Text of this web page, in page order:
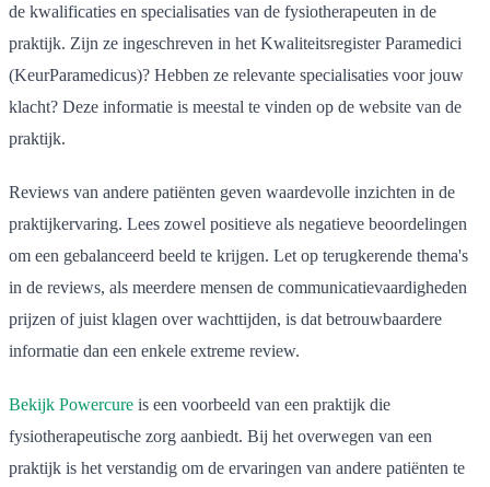
de kwalificaties en specialisaties van de fysiotherapeuten in de
praktijk. Zijn ze ingeschreven in het Kwaliteitsregister Paramedici
(KeurParamedicus)? Hebben ze relevante specialisaties voor jouw
klacht? Deze informatie is meestal te vinden op de website van de
praktijk.
Reviews van andere patiënten geven waardevolle inzichten in de
praktijkervaring. Lees zowel positieve als negatieve beoordelingen
om een gebalanceerd beeld te krijgen. Let op terugkerende thema's
in de reviews, als meerdere mensen de communicatievaardigheden
prijzen of juist klagen over wachttijden, is dat betrouwbaardere
informatie dan een enkele extreme review.
Bekijk Powercure is een voorbeeld van een praktijk die
fysiotherapeutische zorg aanbiedt. Bij het overwegen van een
praktijk is het verstandig om de ervaringen van andere patiënten te